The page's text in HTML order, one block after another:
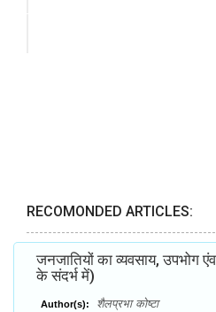
RECOMONDED ARTICLES:
जनजातियों का व्यवसाय, उपभोग
के संदर्भ में)
Author(s): शैलप्रभा कोष्टा